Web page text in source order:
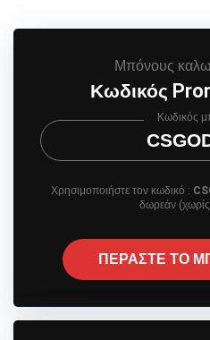
Μπόνους
Κωδικός
Κωδικός
Χρησιμοποιήστε τον κωδικό :
δωρεάν
ΠΕΡΑΣΤΕ ΤΟ